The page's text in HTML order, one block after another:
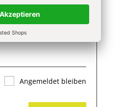
Angemeldet bleiben